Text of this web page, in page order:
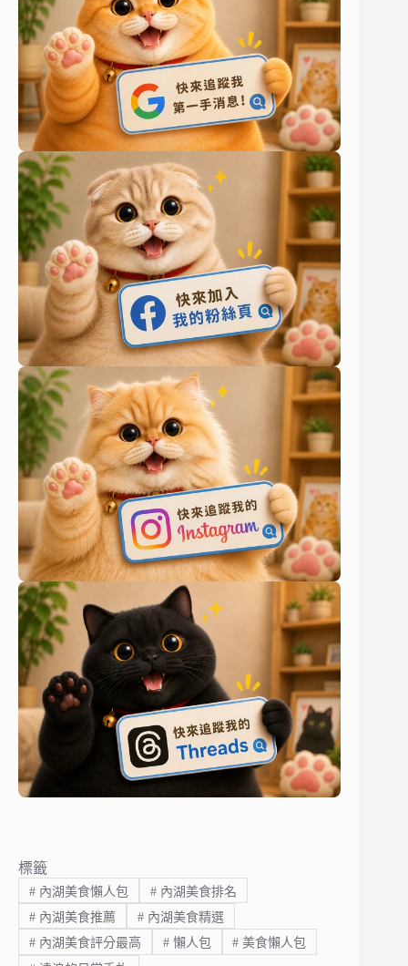
標籤
#內湖美食懶人包 #內湖美食排名
#內湖美食推薦 #內湖美食精選
#內湖美食評分最高 #懶人包 # 美食懶人包